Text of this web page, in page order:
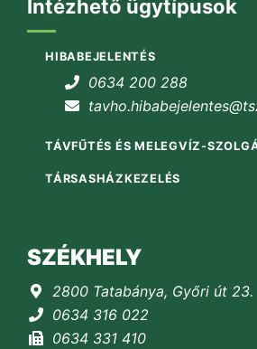
Intézhető ügytípusok
HIBABEJELENTÉS
0634 200 288
TÁVFŰTÉS ÉS MELEGVÍZ-
TÁRSASHÁZKEZELÉS
SZÉKHELY
2800 Tatabánya, Győri út 23.
0634 316 022
0634 331 410